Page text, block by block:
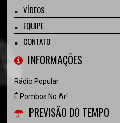
VÍDEOS
EQUIPE
CONTATO
INFORMAÇÕES
Rádio Popular
É Pombos No Ar!
PREVISÃO DO TEMPO